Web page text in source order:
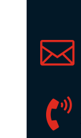

